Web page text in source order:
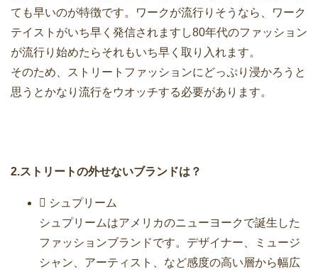
ても早いのが特徴です。ワークが流行りそうなら、ワーク
テイストがいち早く発信されますし80年代のファッション
が流行り始めたらそれもいち早く取り入れます。
そのため、ストリートファッションにどっぷり浸かろうと
思うとかなり流行をウオッチする必要があります。
2.ストリートの外せないブランドは？
 シュプリーム
シュプリームはアメリカのニューヨークで誕生した
ファッションブランドです。デザイナー、ミュージ
シャン、アーティスト、など感度の高い層から幅広